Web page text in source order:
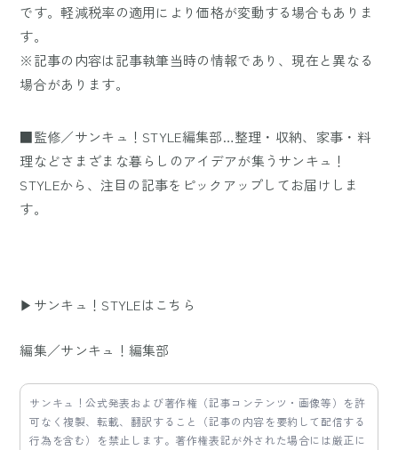
です。軽減税率の適用により価格が変動する場合もありま
す。
※記事の内容は記事執筆当時の情報であり、現在と異なる
場合があります。
■監修／サンキュ！STYLE編集部…整理・収納、家事・料
理などさまざまな暮らしのアイデアが集うサンキュ！
STYLEから、注目の記事をピックアップしてお届けしま
す。
▶サンキュ！STYLEはこちら
編集／サンキュ！編集部
サンキュ！公式発表および著作権（記事コンテンツ・画像等）を許
可なく複製、転載、翻訳すること（記事の内容を要約して配信する
行為を含む）を禁止します。著作権表記が外された場合には厳正に